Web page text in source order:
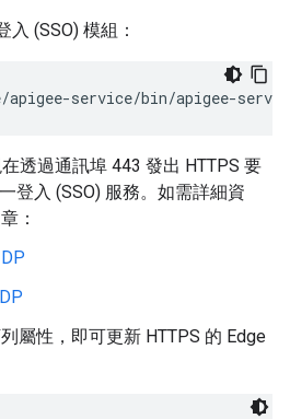
(SSO) 模組：
apigee-service/bin/apigee-
透過通訊埠 443 發出 HTTPS 要
登入 (SSO) 服務。如需詳細資
：
屬性，即可更新 HTTPS 的 Edge